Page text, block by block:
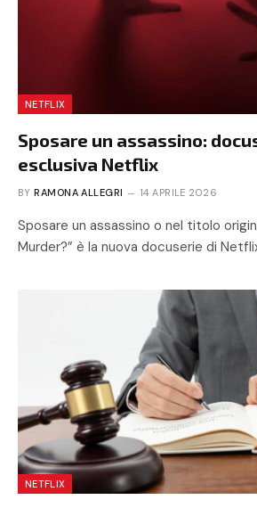
NETFLIX
Sposare un assassino:
esclusiva Netflix
BY RAMONA ALLEGRI 14 APRILE 2026
Sposare un assassino o nel titolo
Murder?” è la nuova docuserie di
NETFLIX